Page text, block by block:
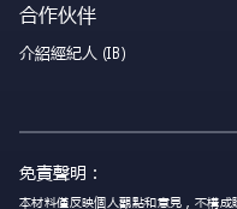
合作伙伴
介紹經紀人 (IB)
免責聲明：
本材料僅反映個人觀點和意見，不構